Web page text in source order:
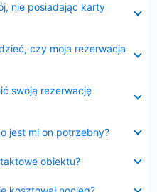
nie posiadając karty
czy moja rezerwacja
swoją rezerwację
jest mi on potrzebny?
obiektu?